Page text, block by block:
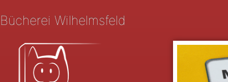
Bücherei Wilhelmsfeld